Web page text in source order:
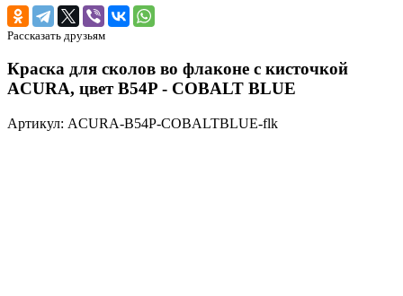
Рассказать друзьям
Краска для сколов во флаконе с кисточкой
ACURA, цвет B54P - COBALT BLUE
Артикул: ACURA-B54P-COBALTBLUE-flk